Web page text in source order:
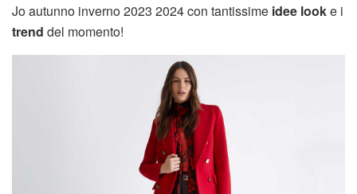
Jo autunno inverno 2023 2024 con tantissime idee looke i
trend del momento!